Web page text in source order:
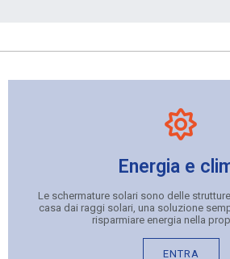
Energia e
Le schermature solari sono delle
casa dai raggi solari, una soluzione
risparmiare energia nella
ENTRA